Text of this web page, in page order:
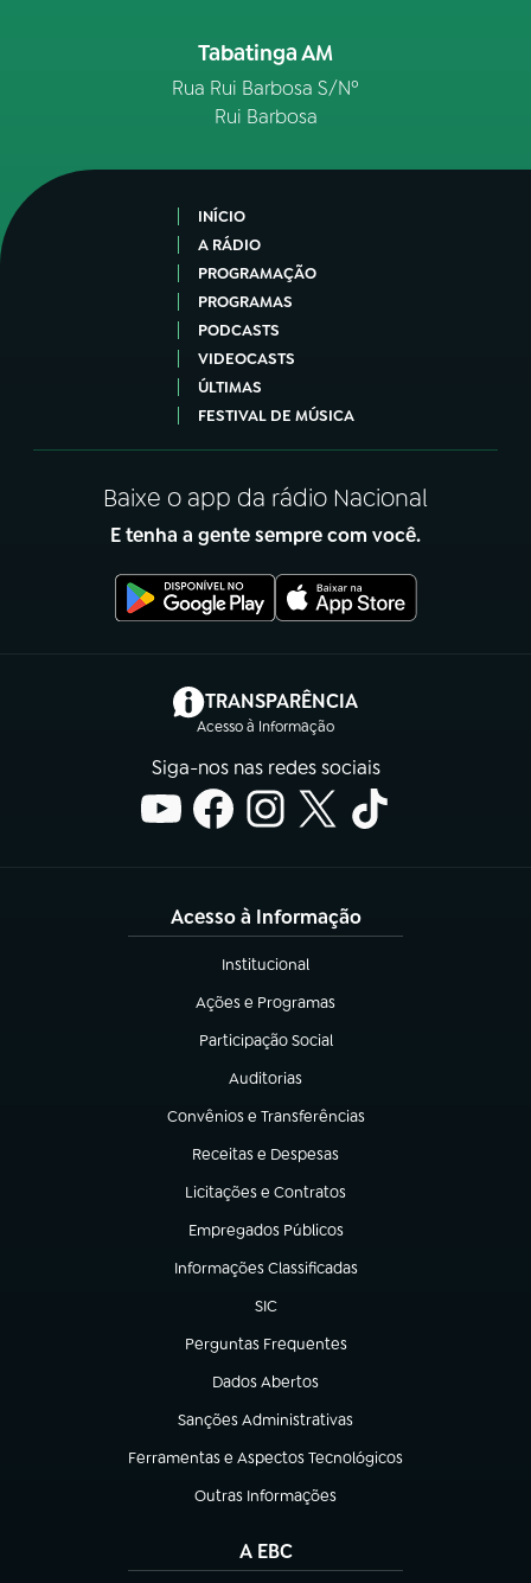
Tabatinga AM
Rua Rui Barbosa S/Nº
Rui Barbosa
INÍCIO
A RÁDIO
PROGRAMAÇÃO
PROGRAMAS
PODCASTS
VIDEOCASTS
ÚLTIMAS
FESTIVAL DE MÚSICA
Baixe o app da rádio Nacional
E tenha a gente sempre com você.
TRANSPARÊNCIA
Acesso à Informação
(abre em nova aba)
Siga-nos nas redes sociais
Acesso à Informação
Institucional
(abre em nova aba)
Ações e Programas
(abre em nova aba)
Participação Social
(abre em nova aba)
Auditorias
(abre em nova aba)
Convênios e Transferências
(abre em nova aba)
Receitas e Despesas
(abre em nova aba)
Licitações e Contratos
(abre em nova aba)
Empregados Públicos
(abre em nova aba)
Informações Classificadas
(abre em nova aba)
SIC
(abre em nova aba)
Perguntas Frequentes
(abre em nova aba)
Dados Abertos
(abre em nova aba)
Sanções Administrativas
(abre em nova aba)
Ferramentas e Aspectos Tecnológicos
(abre em nova aba)
Outras Informações
(abre em nova aba)
A EBC